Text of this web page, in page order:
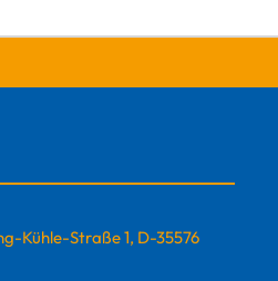
Kühle-Straße 1, D-35576